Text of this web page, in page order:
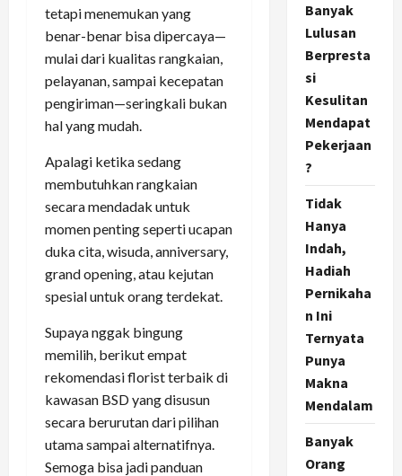
tetapi menemukan yang
benar-benar bisa dipercaya—
mulai dari kualitas rangkaian,
pelayanan, sampai kecepatan
pengiriman—seringkali bukan
hal yang mudah.
Apalagi ketika sedang
membutuhkan rangkaian
secara mendadak untuk
momen penting seperti ucapan
duka cita, wisuda, anniversary,
grand opening, atau kejutan
spesial untuk orang terdekat.
Supaya nggak bingung
memilih, berikut empat
rekomendasi florist terbaik di
kawasan BSD yang disusun
secara berurutan dari pilihan
utama sampai alternatifnya.
Semoga bisa jadi panduan
Banyak
Lulusan
Berpresta
si
Kesulitan
Mendapat
Pekerjaan
?
Tidak
Hanya
Indah,
Hadiah
Pernikaha
n Ini
Ternyata
Punya
Makna
Mendalam
Banyak
Orang